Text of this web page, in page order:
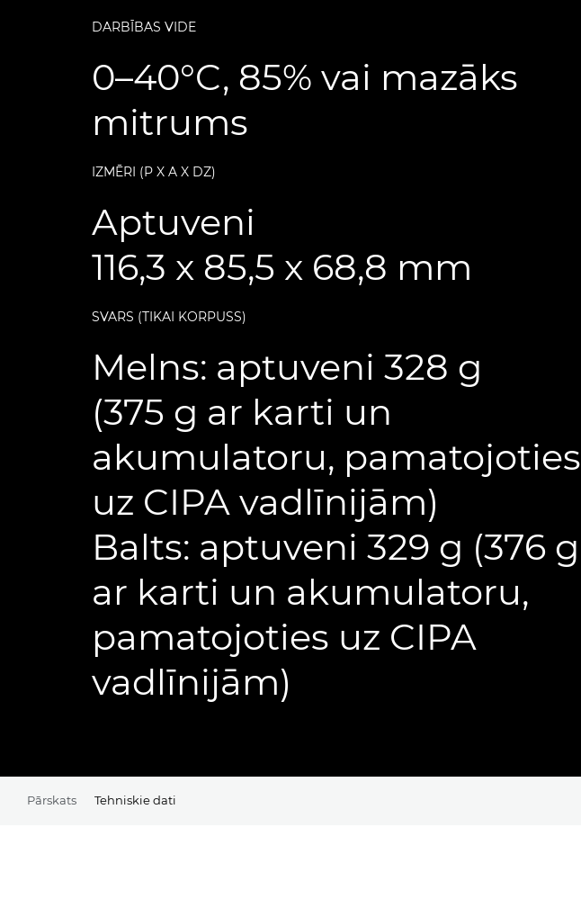
DARBĪBAS VIDE
0–40°C, 85% vai mazāks
mitrums
IZMĒRI (P X A X DZ)
Aptuveni
116,3 x 85,5 x 68,8 mm
SVARS (TIKAI KORPUSS)
Melns: aptuveni 328 g
(375 g ar karti un
akumulatoru, pamatojoties
uz CIPA vadlīnijām)
Balts: aptuveni 329 g (376 g
ar karti un akumulatoru,
pamatojoties uz CIPA
vadlīnijām)
Pārskats Tehniskie dati